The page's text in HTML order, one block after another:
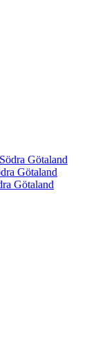
Götaland
Götaland
Götaland